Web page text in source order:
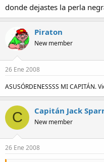
donde dejastes la perla
Piraton
New member
26 Ene 2008
ASUSÓRDENESSSS MI CAPITÁN.
C Capitán Jack
New member
26 Ene 2008